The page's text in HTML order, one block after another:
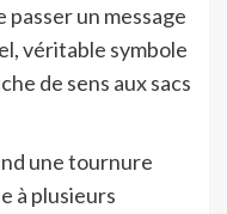
passer un message
véritable symbole
de sens aux sacs
une tournure
à plusieurs